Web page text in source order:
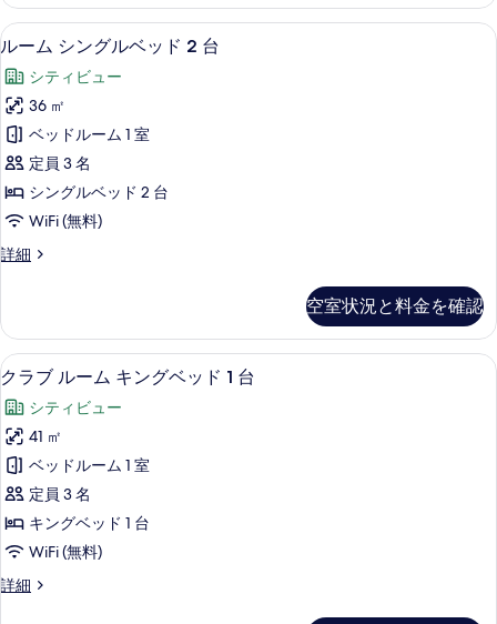
表
示
す
る
の
す
べ
て
の
写
真
を
表
る
グ
ベ
ド
台
の
詳
細
ル
ー
ム
シ
ン
グ
ル
ベ
ッ
2
台
の
す
べ
て
の
写
真
を
高級寝具、ミニバー、セーフティボ
6
ルーム シングルベッド 2 台
シティビュー
36 ㎡
ベッドルーム 1 室
定員 3 名
シングルベッド 2 台
WiFi (無料)
詳細
ル
ン
グ
ル
ッ
ド
台
の
詳
細
空室状況と料金を確認
ク
ラ
ブ
ル
ー
ム
キ
ン
グ
高級寝具、ミニバー、セーフティボ
8
クラブ ルーム キングベッド 1 台
シティビュー
41 ㎡
ベッドルーム 1 室
定員 3 名
キングベッド 1 台
WiFi (無料)
詳細
ク